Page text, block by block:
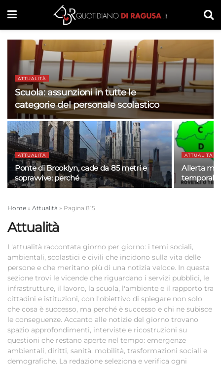
ATTUALITÀ
Scuola: assunzioni in tutte le
categorie del personale scolastico
ATTUALITÀ
Ponte di Brooklyn, cade da 85 metri e
sopravvive: perché
ATTUALITÀ
Allerta
temporali
Home » Attualità » Pagina 815
Attualità
L'attualità raccontata giorno per giorno: i temi sociali,
ambientali, scolastici e civili che incidono sulla vita delle
persone e che meritano più di una notizia veloce. In questa
sezione trovi le vicende che riguardano i servizi pubblici, le
infrastrutture, il lavoro, la scuola, l'ambiente e il rapporto tra
cittadini e istituzioni, con l'obiettivo di spiegare non solo
che cosa è successo, ma perché è successo e chi ne subisce
le conseguenze. Accanto alle notizie del giorno trovano
spazio approfondimenti, interviste e ricostruzioni su
questioni che restano aperte nel tempo: emergenze
ambientali, diritti, sanità, mobilità, trasformazioni sociali e
demografiche. La redazione seleziona e verifica ogni